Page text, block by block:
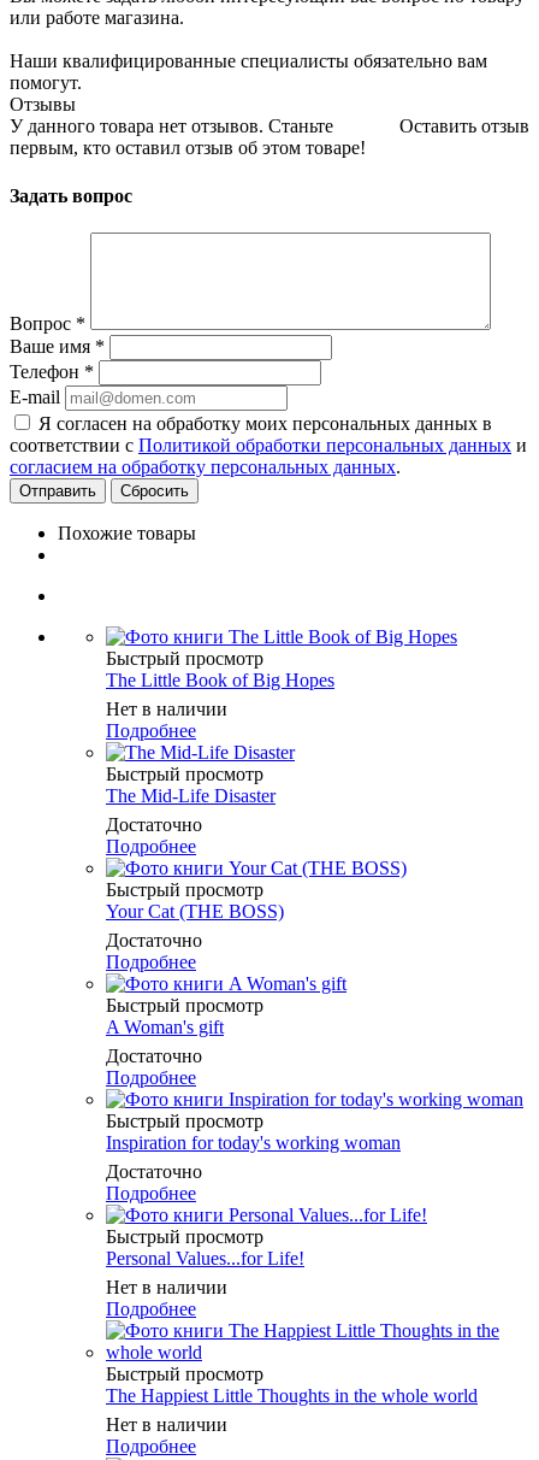
или работе магазина.
Наши квалифицированные специалисты обязательно вам
помогут.
Отзывы
Оставить отзыв
У данного товара нет отзывов. Станьте
первым, кто оставил отзыв об этом товаре!
Задать вопрос
Вопрос *
Ваше имя *
Телефон *
E-mail
Я согласен на обработку моих персональных данных в
соответствии с Политикой обработки персональных данных и
согласием на обработку персональных данных.
Сбросить
Похожие товары
Быстрый просмотр
The Little Book of Big Hopes
Нет в наличии
Подробнее
Быстрый просмотр
The Mid-Life Disaster
Достаточно
Подробнее
Быстрый просмотр
Your Cat (THE BOSS)
Достаточно
Подробнее
Быстрый просмотр
A Woman's gift
Достаточно
Подробнее
Быстрый просмотр
Inspiration for today's working woman
Достаточно
Подробнее
Быстрый просмотр
Personal Values...for Life!
Нет в наличии
Подробнее
Быстрый просмотр
The Happiest Little Thoughts in the whole world
Нет в наличии
Подробнее